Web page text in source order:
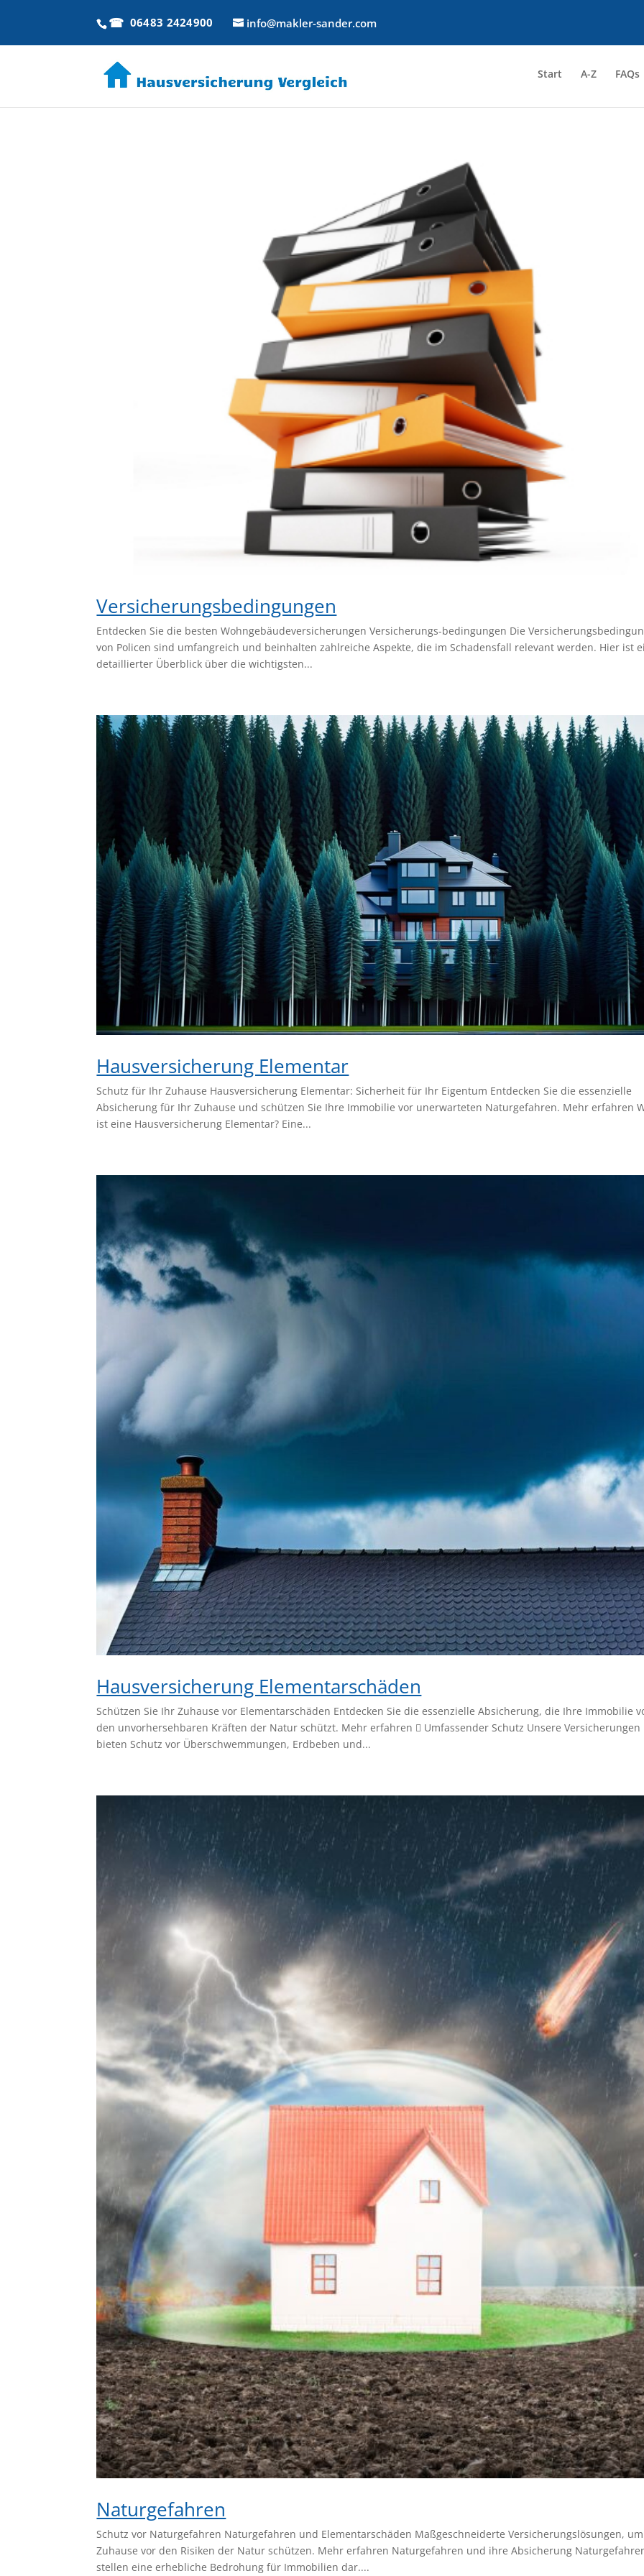
06483 2424900 info@makler-sander.com
Start A-Z FAQs
Versicherungsbedingungen
Entdecken Sie die besten Wohngebäudeversicherungen Versicherungs-bedingungen Die
von Policen sind umfangreich und beinhalten zahlreiche Aspekte, die im Schadensfall relevant werden. Hier ist
detaillierter Überblick über die wichtigsten...
Hausversicherung Elementar
Schutz für Ihr Zuhause Hausversicherung Elementar: Sicherheit für Ihr Eigentum Entdecken Sie die essenzielle
Absicherung für Ihr Zuhause und schützen Sie Ihre Immobilie vor unerwarteten Naturgefahren. Mehr erfahren
ist eine Hausversicherung Elementar? Eine...
Hausversicherung Elementarschäden
Schützen Sie Ihr Zuhause vor Elementarschäden Entdecken Sie die essenzielle Absicherung, die Ihre Immobilie
den unvorhersehbaren Kräften der Natur schützt. Mehr erfahren  Umfassender Schutz Unsere Versicherungen
bieten Schutz vor Überschwemmungen, Erdbeben und...
Naturgefahren
Schutz vor Naturgefahren Naturgefahren und Elementarschäden Maßgeschneiderte Versicherungslösungen,
Zuhause vor den Risiken der Natur schützen. Mehr erfahren Naturgefahren und ihre Absicherung
stellen eine erhebliche Bedrohung für Immobilien dar....